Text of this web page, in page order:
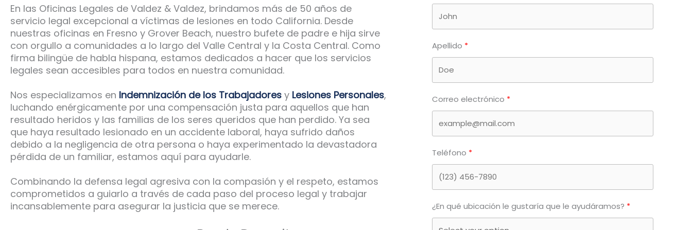
En las Oficinas Legales de Valdez & Valdez, brindamos más de 50 años de
servicio legal excepcional a víctimas de lesiones en todo California. Desde
nuestras oficinas en Fresno y Grover Beach, nuestro bufete de padre e hija sirve
con orgullo a comunidades a lo largo del Valle Central y la Costa Central. Como
firma bilingüe de habla hispana, estamos dedicados a hacer que los servicios
legales sean accesibles para todos en nuestra comunidad.
Nos especializamos en Indemnización de los Trabajadores y Lesiones Personales,
luchando enérgicamente por una compensación justa para aquellos que han
resultado heridos y las familias de los seres queridos que han perdido. Ya sea
que haya resultado lesionado en un accidente laboral, haya sufrido daños
debido a la negligencia de otra persona o haya experimentado la devastadora
pérdida de un familiar, estamos aquí para ayudarle.
Combinando la defensa legal agresiva con la compasión y el respeto, estamos
comprometidos a guiarlo a través de cada paso del proceso legal y trabajar
incansablemente para asegurar la justicia que se merece.
Apellido
Correo electrónico
Teléfono
¿En qué ubicación le gustaría que le ayudáramos?